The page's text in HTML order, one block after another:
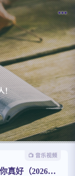
！
📺️ 音乐视频
真好（2026年6